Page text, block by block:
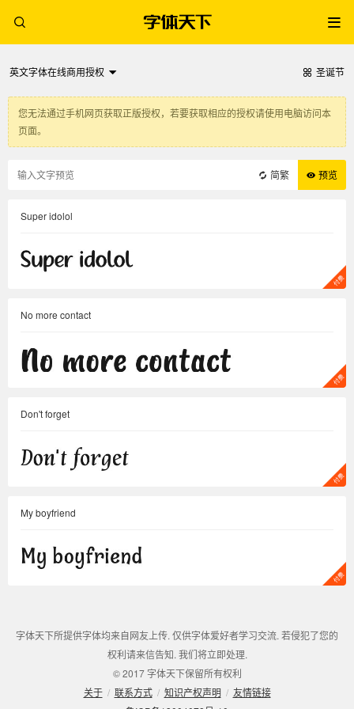
英文字体在线商用授权 圣诞节
您无法通过手机网页获取正版授权，若要获取相应的授权请使用电脑访问本
页面。
简繁 预览
Super idolol
No more contact
Don't forget
My boyfriend
字体天下所提供字体均来自网友上传. 仅供字体爱好者学习交流. 若侵犯了您的
权利请来信告知. 我们将立即处理.
© 2017 字体天下保留所有权利
关于 / 联系方式 / 知识产权声明 / 友情链接